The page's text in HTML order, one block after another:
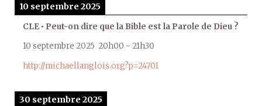
10 septembre 2025
CLE • Peut-on dire que la Bible est la Parole de Dieu ?
10 septembre 2025 20h00 - 21h30
http://michaellanglois.org?p=24701
30 septembre 2025